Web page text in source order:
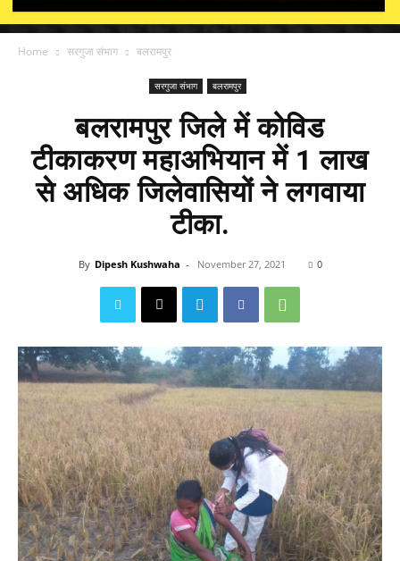
Home सरगुजा संभाग बलरामपुर
सरगुजा संभाग बलरामपुर
बलरामपुर जिले में कोविड
टीकाकरण महाअभियान में 1 लाख
से अधिक जिलेवासियों ने लगवाया
टीका.
By Dipesh Kushwaha - November 27, 2021 0